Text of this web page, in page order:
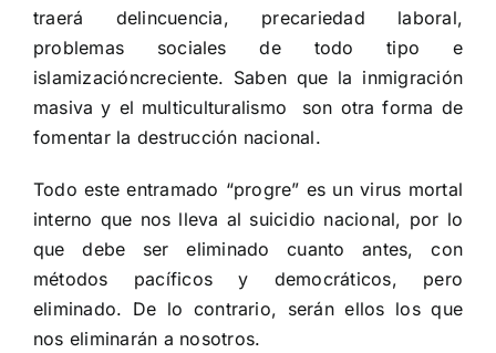
traerá delincuencia, precariedad laboral,
problemas sociales de todo tipo e
islamizacióncreciente. Saben que la inmigración
masiva y el multiculturalismo son otra forma de
fomentar la destrucción nacional.
Todo este entramado “progre” es un virus mortal
interno que nos lleva al suicidio nacional, por lo
que debe ser eliminado cuanto antes, con
métodos pacíficos y democráticos, pero
eliminado. De lo contrario, serán ellos los que
nos eliminarán a nosotros.